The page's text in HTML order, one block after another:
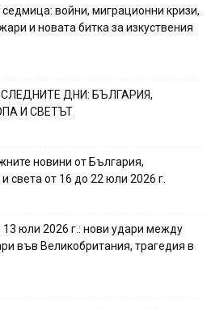
войни, миграционни кризи,
и новата битка за изкуствения
ДНИ: БЪЛГАРИЯ,
И СВЕТЪТ
новини от България,
света от 16 до 22 юли 2026 г.
юли 2026 г.: нови удари между
във Великобритания, трагедия в